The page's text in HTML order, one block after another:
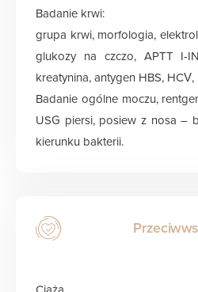
Badanie krwi:
grupa krwi, morfologia,
glukozy na czczo, APTT I-
kreatynina, antygen HBS, HCV,
Badanie ogólne moczu,
USG piersi, posiew z nosa –
kierunku bakterii.